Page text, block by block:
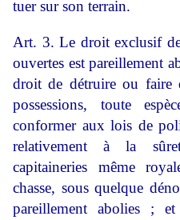
tuer sur son terrain.
Art. 3. Le droit exclusif de
ouvertes est pareillement
droit de détruire ou faire
possessions, toute
conformer aux lois de
relativement à la
capitaineries même
chasse, sous quelque
pareillement abolies ;